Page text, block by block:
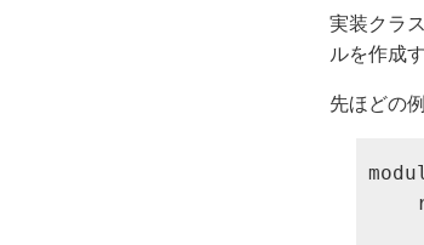
実装クラ
ルを作成
先ほどの